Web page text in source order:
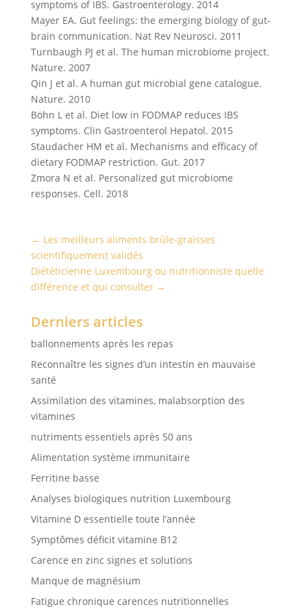
symptoms of IBS. Gastroenterology. 2014
Mayer EA. Gut feelings: the emerging biology of gut-
brain communication. Nat Rev Neurosci. 2011
Turnbaugh PJ et al. The human microbiome project.
Nature. 2007
Qin J et al. A human gut microbial gene catalogue.
Nature. 2010
Böhn L et al. Diet low in FODMAP reduces IBS
symptoms. Clin Gastroenterol Hepatol. 2015
Staudacher HM et al. Mechanisms and efficacy of
dietary FODMAP restriction. Gut. 2017
Zmora N et al. Personalized gut microbiome
responses. Cell. 2018
← Les meilleurs aliments brûle-graisses
scientifiquement validés
Diététicienne Luxembourg ou nutritionniste quelle
différence et qui consulter→
Derniers articles
ballonnements après les repas
Reconnaître les signes d’un intestin en mauvaise
santé
Assimilation des vitamines, malabsorption des
vitamines
nutriments essentiels après 50 ans
Alimentation système immunitaire
Ferritine basse
Analyses biologiques nutrition Luxembourg
Vitamine D essentielle toute l’année
Symptômes déficit vitamine B12
Carence en zinc signes et solutions
Manque de magnésium
Fatigue chronique carences nutritionnelles